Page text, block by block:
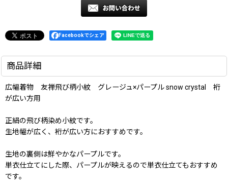
Facebookでシェア
商品詳細
広幅着物 友禅飛び柄小紋 グレージュ×パープル snow crystal 裄
が広い方用
正絹の飛び柄染め小紋です。
生地幅が広く、裄が広い方におすすめです。
生地の裏側は鮮やかなパープルです。
単衣仕立てにした際、パープルが映えるので単衣仕立てもおすすめ
です。